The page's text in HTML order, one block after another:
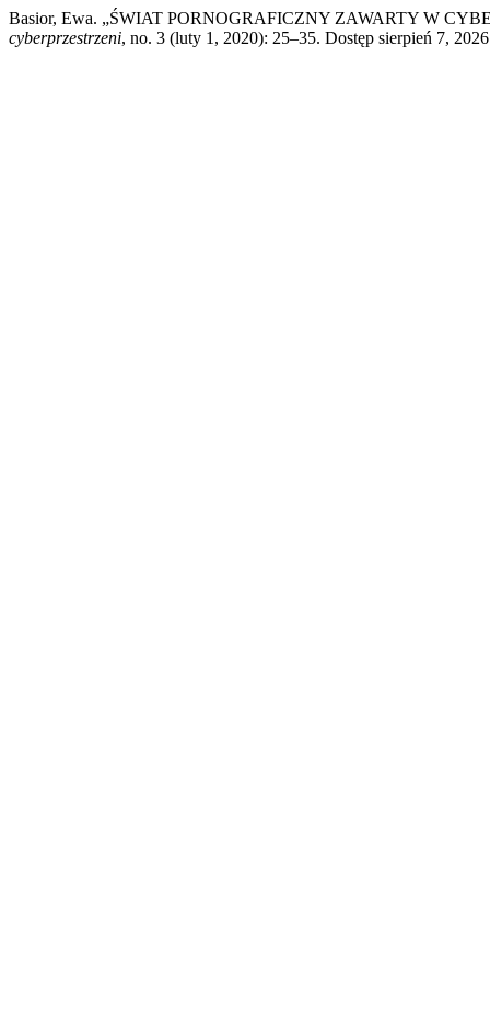
Basior, Ewa. „ŚWIAT PORNOGRAFICZNY ZAWARTY W
cyberprzestrzeni, no. 3 (luty 1, 2020): 25–35. Dostęp sierpień 7,